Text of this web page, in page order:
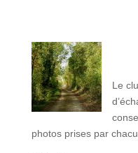
Le
photos prises par